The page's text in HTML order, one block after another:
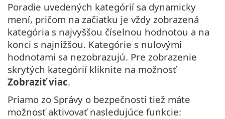
Poradie uvedených kategórií sa dynamicky
mení, pričom na začiatku je vždy zobrazená
kategória s najvyššou číselnou hodnotou a na
konci s najnižšou. Kategórie s nulovými
hodnotami sa nezobrazujú. Pre zobrazenie
skrytých kategórií kliknite na možnosť
Zobraziť viac.
Priamo zo Správy o bezpečnosti tiež máte
možnosť aktivovať nasledujúce funkcie: